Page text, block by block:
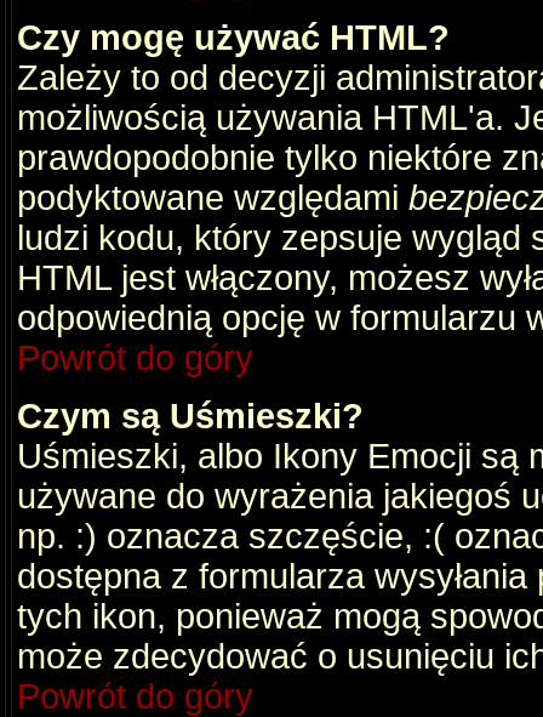
Czy mogę używać HTML?
Zależy to od decyzji
możliwością używania HTML'a.
prawdopodobnie tylko niektóre
podyktowane względami
ludzi kodu, który zepsuje wygląd
HTML jest włączony, możesz
odpowiednią opcję w formularzu
Powrót do góry
Czym są Uśmieszki?
Uśmieszki, albo Ikony Emocji są
używane do wyrażenia jakiegoś
np. :) oznacza szczęście, :(
dostępna z formularza
tych ikon, ponieważ mogą
może zdecydować o usunięciu
Powrót do góry